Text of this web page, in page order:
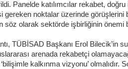
Panelde katılımcılar rekabet,
noktalar üzerinde görüşlerini
olarak sektörde işbirliğinin önemi
TÜBİSAD Başkanı Erol Bilecik’in
arenada rekabetçi
kalkınma vizyonu’